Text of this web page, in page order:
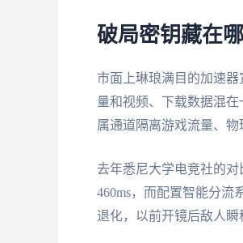
破局密钥藏在
市面上琳琅满目的加速
量和视频、下载数据混
属通道隔离游戏流量、物
去年悉尼大学电竞社的
460ms，而配置智能分流
退化，以前开镜后敌人